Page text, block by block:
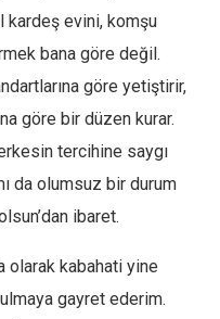
kardeş evini, komşu
bana göre değil.
göre yetiştirir,
göre bir düzen kurar.
tercihine saygı
da olumsuz bir durum
ibaret.
olarak kabahati yine
gayret ederim.